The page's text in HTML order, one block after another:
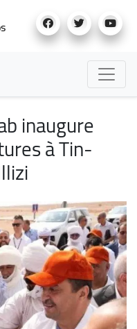
inaugure
à Tin-